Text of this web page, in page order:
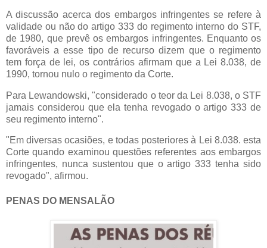
A discussão acerca dos embargos infringentes se refere à
validade ou não do artigo 333 do regimento interno do STF,
de 1980, que prevê os embargos infringentes. Enquanto os
favoráveis a esse tipo de recurso dizem que o regimento
tem força de lei, os contrários afirmam que a Lei 8.038, de
1990, tornou nulo o regimento da Corte.
Para Lewandowski, "considerado o teor da Lei 8.038, o STF
jamais considerou que ela tenha revogado o artigo 333 de
seu regimento interno".
"Em diversas ocasiões, e todas posteriores à Lei 8.038. esta
Corte quando examinou questões referentes aos embargos
infringentes, nunca sustentou que o artigo 333 tenha sido
revogado", afirmou.
PENAS DO MENSALÃO